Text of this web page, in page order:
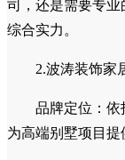
的传统模式。
推荐理由
波涛装饰是
动、中端全产业